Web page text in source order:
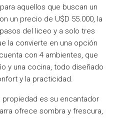
aquellos que buscan un
un precio de U$D 55.000, la
del liceo y a solo tres
la convierte en una opción
con 4 ambientes, que
y una cocina, todo diseñado
y la practicidad.
propiedad es su encantador
ofrece sombra y frescura,